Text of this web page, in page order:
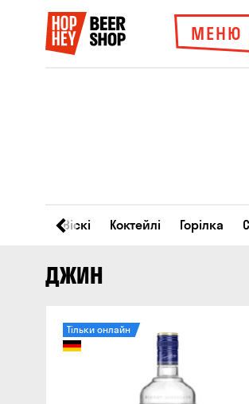
МЕНЮ
Віскі Коктейлі Горілка
ДЖИН
Тільки онлайн